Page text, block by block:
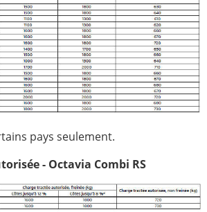
pays seulement.
- Octavia Combi RS